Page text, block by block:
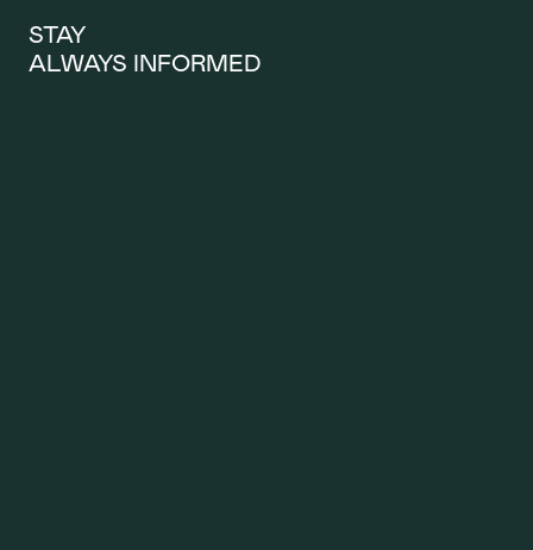
gesetzlichen und qualitativen Vorgaben.
STAY
ALWAYS INFORMED